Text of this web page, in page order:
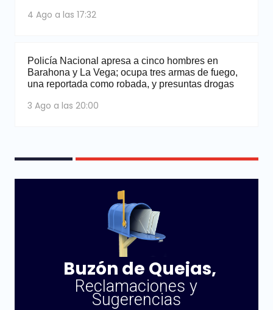
4 Ago a las 17:32
Policía Nacional apresa a cinco hombres en
Barahona y La Vega; ocupa tres armas de fuego,
una reportada como robada, y presuntas drogas
3 Ago a las 20:00
Buzón de Quejas,
Reclamaciones y
Sugerencias